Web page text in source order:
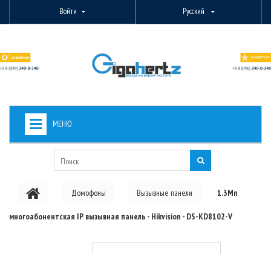
Войти Русский
МЕНЮ
PON ОБОРУДОВАНИЕ
Домофоны Вызывные панели 1.3Мп
многоабонентская IP вызывная панель - Hikvision - DS-KD8102-V